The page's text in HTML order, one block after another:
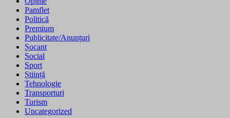
Pamflet
Politică
Premium
Publicitate/Anunțuri
Șocant
Social
Sport
Știință
Tehnologie
Transporturi
Turism
Uncategorized